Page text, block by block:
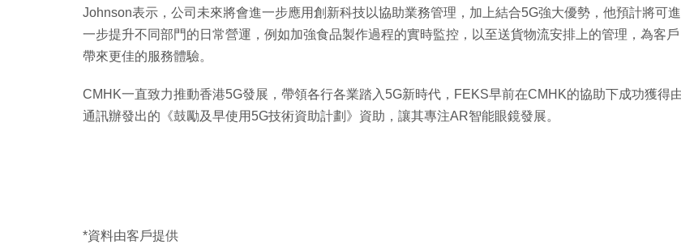
Johnson表示，公司未來將會進一步應用創新科技以協助業務管理，加上結合5G強大優勢，他預計將可進
一步提升不同部門的日常營運，例如加強食品製作過程的實時監控，以至送貨物流安排上的管理，為客戶
帶來更佳的服務體驗。
CMHK一直致力推動香港5G發展，帶領各行各業踏入5G新時代，FEKS早前在CMHK的協助下成功獲得
通訊辦發出的《鼓勵及早使用5G技術資助計劃》資助，讓其專注AR智能眼鏡發展。
*資料由客戶提供